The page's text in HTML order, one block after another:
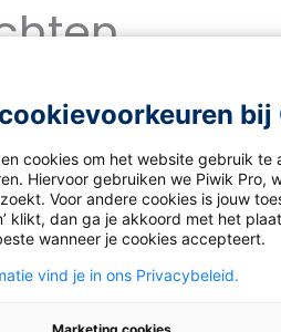
in Nederland zijn er doof of
genen die bij een mutatie tot
gen. Een recessieve
veroorzaakt doofheid.
en Loes, beide op één
bij
cookies om het website gebruik
Hiervoor gebruiken we Piwik Pro,
Voor andere cookies is jouw
klikt, dan ga je akkoord met het
wanneer je cookies accepteert.
vind je in ons Privacybeleid.
Marketing cookies